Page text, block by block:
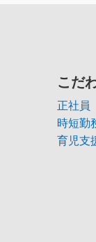
こだ
正社員
時短勤
育児支